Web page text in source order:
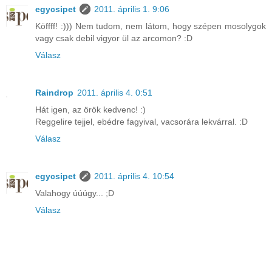
egycsipet
2011. április 1. 9:06
Köffff! :))) Nem tudom, nem látom, hogy szépen mosolygok
vagy csak debil vigyor ül az arcomon? :D
Válasz
Raindrop 2011. április 4. 0:51
Hát igen, az örök kedvenc! :)
Reggelire tejjel, ebédre fagyival, vacsorára lekvárral. :D
Válasz
egycsipet
2011. április 4. 10:54
Valahogy úúúgy... ;D
Válasz